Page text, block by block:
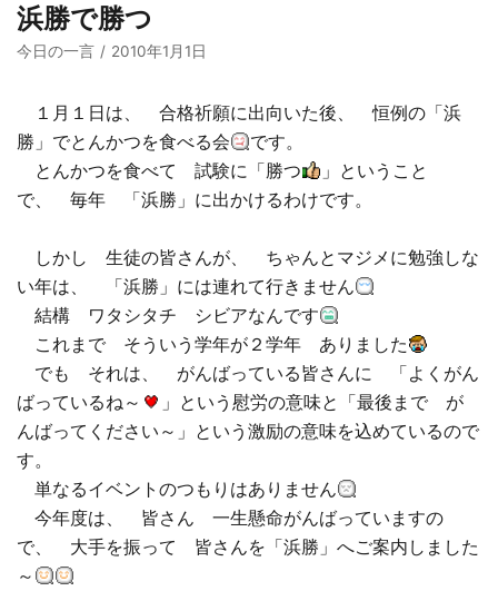
□ 河竹会について
□ よくあるご質問
□ 小学部
□ 高校部
□ 有料体験指導
実 績
□ 2019年合格体験記
浜勝で勝つ
今日の一言 2010年1月1日
１月１日は、 合格祈願に出向いた後、 恒例の「浜
勝」でとんかつを食べる会
です。
とんかつを食べて 試験に「勝つ
」ということ
で、 毎年 「浜勝」に出かけるわけです。
しかし 生徒の皆さんが、 ちゃんとマジメに勉強しな
い年は、 「浜勝」には連れて行きません
結構 ワタシタチ シビアなんです
これまで そういう学年が２学年 ありました
でも それは、 がんばっている皆さんに 「よくがん
ばっているね～
」という慰労の意味と「最後まで が
んばってください～」という激励の意味を込めているので
す。
単なるイベントのつもりはありません
今年度は、 皆さん 一生懸命がんばっていますの
で、 大手を振って 皆さんを「浜勝」へご案内しました
～